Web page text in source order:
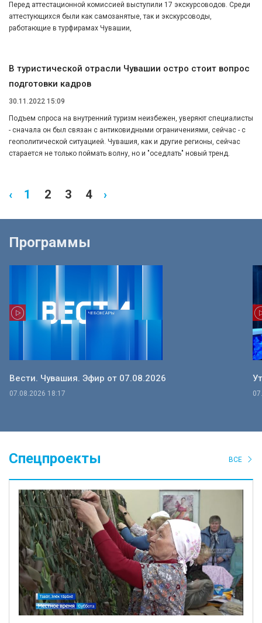
Перед аттестационной комиссией выступили 17 экскурсоводов. Среди
аттестующихся были как самозанятые, так и экскурсоводы,
работающие в турфирамах Чувашии,
В туристической отрасли Чувашии остро стоит вопрос
подготовки кадров
30.11.2022 15:09
Подъем спроса на внутренний туризм неизбежен, уверяют специалисты
- сначала он был связан с антиковидными ограничениями, сейчас - с
геополитической ситуацией. Чувашия, как и другие регионы, сейчас
старается не только поймать волну, но и "оседлать" новый тренд.
‹ 1 2 3 4 ›
Программы
Вести. Чувашия. Эфир от 07.08.2026
07.08.2026 18:17
ВСЕ
Спецпроекты